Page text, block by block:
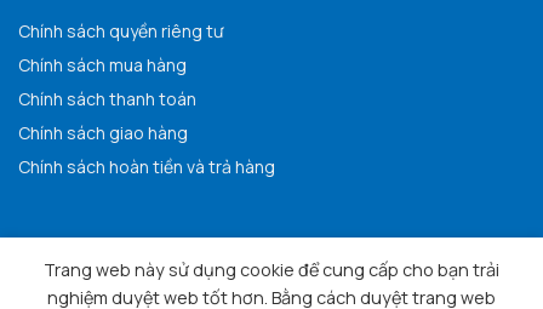
Chính sách quyền riêng tư
Chính sách mua hàng
Chính sách thanh toán
Chính sách giao hàng
Chính sách hoàn tiền và trả hàng
Copyright 2025 © Anh Vu Company Limited. All rights
Trang web này sử dụng cookie để cung cấp cho bạn trải
nghiệm duyệt web tốt hơn. Bằng cách duyệt trang web